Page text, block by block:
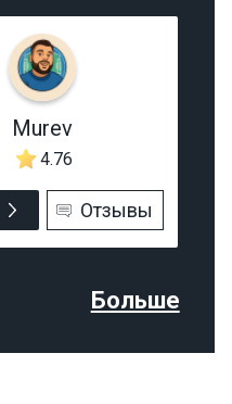
Murev
4.76
Отзывы
Больше